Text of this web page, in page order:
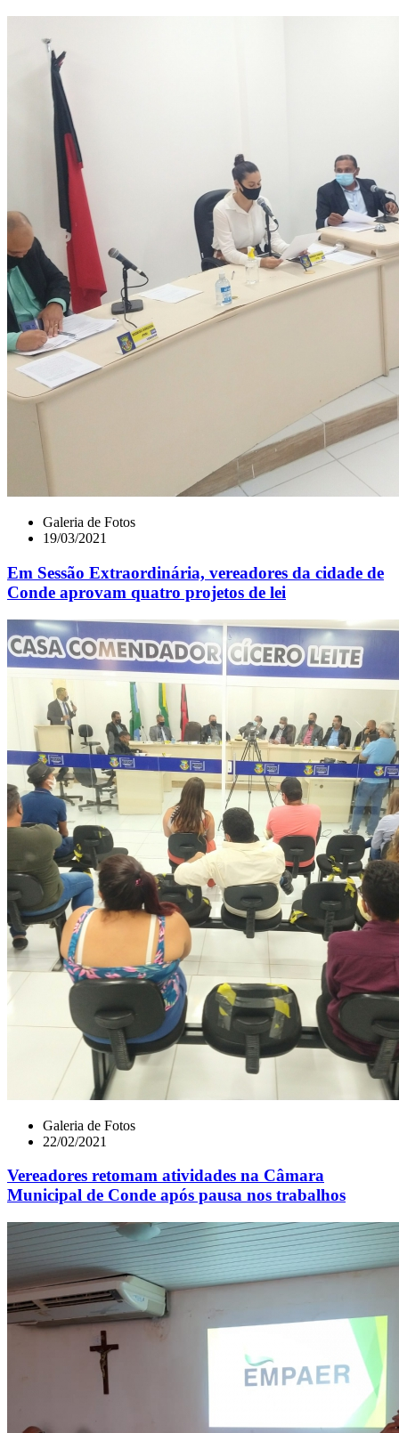
Galeria de Fotos
19/03/2021
Em Sessão Extraordinária, vereadores da cidade de
Conde aprovam quatro projetos de lei
Galeria de Fotos
22/02/2021
Vereadores retomam atividades na Câmara
Municipal de Conde após pausa nos trabalhos